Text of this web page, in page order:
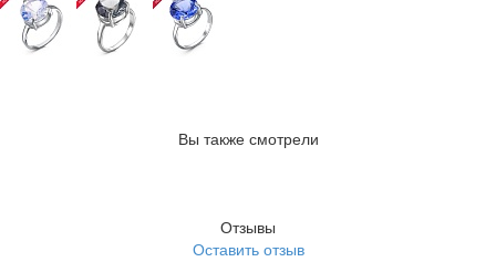
Вы также смотрели
Отзывы
Оставить отзыв